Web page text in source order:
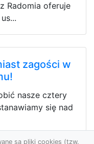
Radomia oferuje
zagości w
nasze cztery
się nad
są pliki cookies (tzw.